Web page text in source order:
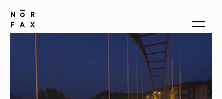
produkter